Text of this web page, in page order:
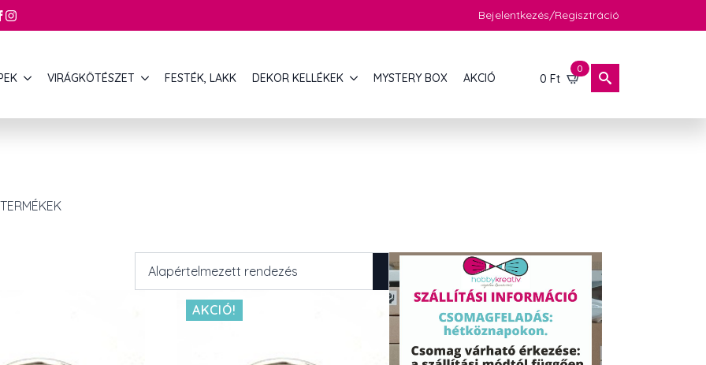
Bejelentkezés/Regisztráció
VIRÁGKÖTÉSZET FESTÉK, LAKK DEKOR KELLÉKEK MYSTERY BOX AKCIÓ 0 Ft
0
AKCIÓ!